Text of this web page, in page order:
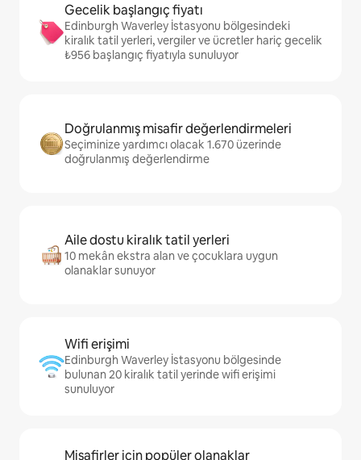
Gecelik başlangıç fiyatı
Edinburgh Waverley İstasyonu bölgesindeki
kiralık tatil yerleri, vergiler ve ücretler hariç gecelik
₺956 başlangıç fiyatıyla sunuluyor
Doğrulanmış misafir değerlendirmeleri
Seçiminize yardımcı olacak 1.670 üzerinde
doğrulanmış değerlendirme
Aile dostu kiralık tatil yerleri
10 mekân ekstra alan ve çocuklara uygun
olanaklar sunuyor
Wifi erişimi
Edinburgh Waverley İstasyonu bölgesinde
bulunan 20 kiralık tatil yerinde wifi erişimi
sunuluyor
Misafirler için popüler olanaklar